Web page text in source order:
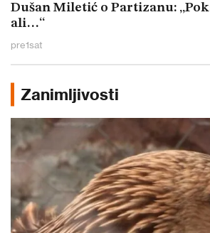
Dušan Miletić o Partizanu:
ali…“
pre1sat
Zanimljivosti